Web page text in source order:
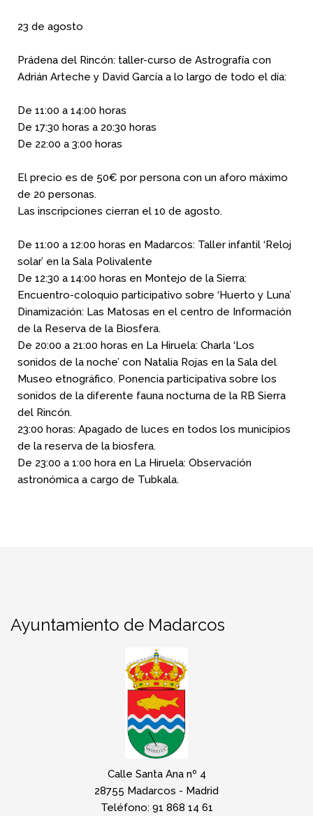
23 de agosto
Prádena del Rincón: taller-curso de Astrografía con
Adrián Arteche y David García a lo largo de todo el día:
De 11:00 a 14:00 horas
De 17:30 horas a 20:30 horas
De 22:00 a 3:00 horas
El precio es de 50€ por persona con un aforo máximo
de 20 personas.
Las inscripciones cierran el 10 de agosto.
De 11:00 a 12:00 horas en Madarcos: Taller infantil ‘Reloj
solar’ en la Sala Polivalente
De 12:30 a 14:00 horas en Montejo de la Sierra:
Encuentro-coloquio participativo sobre ‘Huerto y Luna’
Dinamización: Las Matosas en el centro de Información
de la Reserva de la Biosfera.
De 20:00 a 21:00 horas en La Hiruela: Charla ‘Los
sonidos de la noche’ con Natalia Rojas en la Sala del
Museo etnográfico. Ponencia participativa sobre los
sonidos de la diferente fauna nocturna de la RB Sierra
del Rincón.
23:00 horas: Apagado de luces en todos los municipios
de la reserva de la biosfera.
De 23:00 a 1:00 hora en La Hiruela: Observación
astronómica a cargo de Tubkala.
Ayuntamiento de Madarcos
Calle Santa Ana nº 4
28755 Madarcos - Madrid
Teléfono: 91 868 14 61